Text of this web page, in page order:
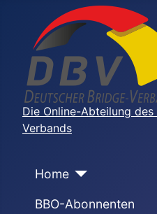
Die Online-Abteilung
Verbands
Home
BBO-Abonnenten